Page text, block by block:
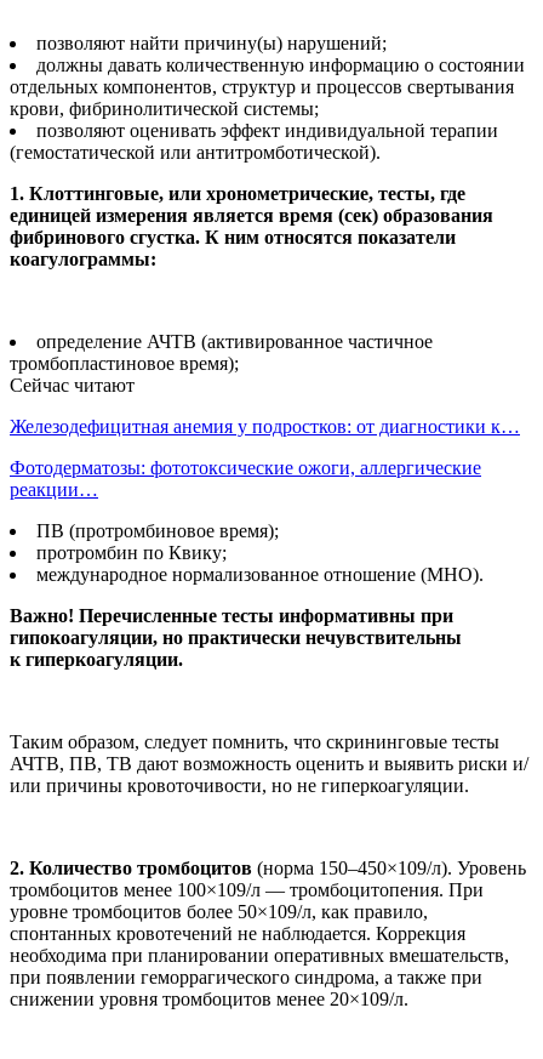
позволяют найти причину(ы) нарушений;
должны давать количественную информацию о состоянии
отдельных компонентов, структур и процессов свертывания
крови, фибринолитической системы;
позволяют оценивать эффект индивидуальной терапии
(гемостатической или антитромботической).
1. Клоттинговые, или хронометрические, тесты, где
единицей измерения является время (сек) образования
фибринового сгустка. К ним относятся показатели
коагулограммы:
определение АЧТВ (активированное частичное
тромбопластиновое время);
Сейчас читают
Железодефицитная анемия у подростков: от диагностики к…
Фотодерматозы: фототоксические ожоги, аллергические
реакции…
ПВ (протромбиновое время);
протромбин по Квику;
международное нормализованное отношение (МНО).
Важно! Перечисленные тесты информативны при
гипокоагуляции, но практически нечувствительны
к гиперкоагуляции.
Таким образом, следует помнить, что скрининговые тесты
АЧТВ, ПВ, ТВ дают возможность оценить и выявить риски и/
или причины кровоточивости, но не гиперкоагуляции.
2. Количество тромбоцитов (норма 150–450×109/л). Уровень
тромбоцитов менее 100×109/л — тромбоцитопения. При
уровне тромбоцитов более 50×109/л, как правило,
спонтанных кровотечений не наблюдается. Коррекция
необходима при планировании оперативных вмешательств,
при появлении геморрагического синдрома, а также при
снижении уровня тромбоцитов менее 20×109/л.